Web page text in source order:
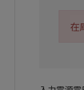
在